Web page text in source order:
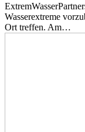
Wasserextreme
Ort treffen. Am…